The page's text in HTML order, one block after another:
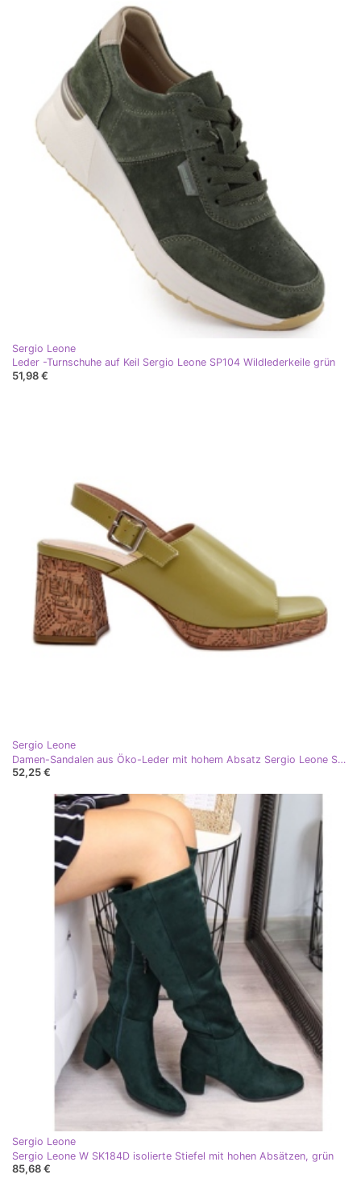
Sergio Leone
Leder -Turnschuhe auf Keil Sergio Leone SP104 Wildlederkeile grün
51,98 €
Sergio Leone
Damen-Sandalen aus Öko-Leder mit hohem Absatz Sergio Leone SK572 Pistazie grün
52,25 €
Sergio Leone
Sergio Leone W SK184D isolierte Stiefel mit hohen Absätzen, grün
85,68 €